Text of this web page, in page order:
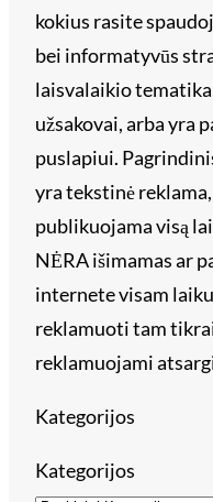
kokius rasite
bei informatyvūs
laisvalaikio
užsakovai, arba yra
puslapiui.
yra tekstinė
publikuojama visą
NĖRA išimamas ar
internete visam
reklamuoti tam
reklamuojami
Kategorijos
Kategorijos